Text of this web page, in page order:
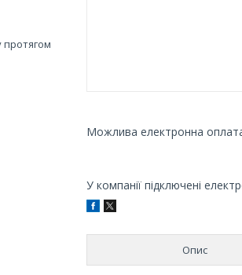
У компанії підключені
Опис